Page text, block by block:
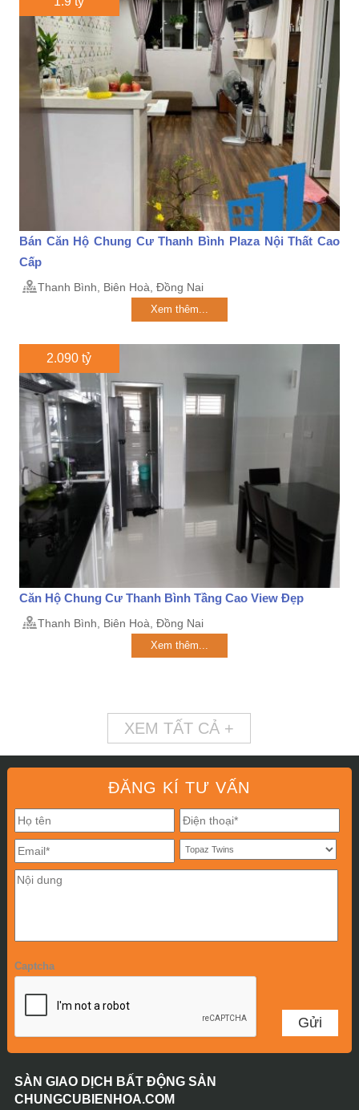
Bán Căn Hộ Chung Cư Thanh Bình Plaza Nội Thất Cao
Cấp
Thanh Bình, Biên Hoà, Đồng Nai
Xem thêm...
2.090 tỷ
Căn Hộ Chung Cư Thanh Bình Tầng Cao View Đẹp
Thanh Bình, Biên Hoà, Đồng Nai
Xem thêm...
XEM TẤT CẢ +
ĐĂNG KÍ TƯ VẤN
Captcha
SÀN GIAO DỊCH BẤT ĐỘNG SẢN
CHUNGCUBIENHOA.COM